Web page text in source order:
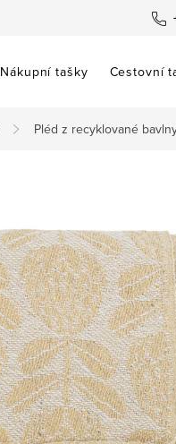
Nákupní tašky Cestovní
Pléd z recyklované